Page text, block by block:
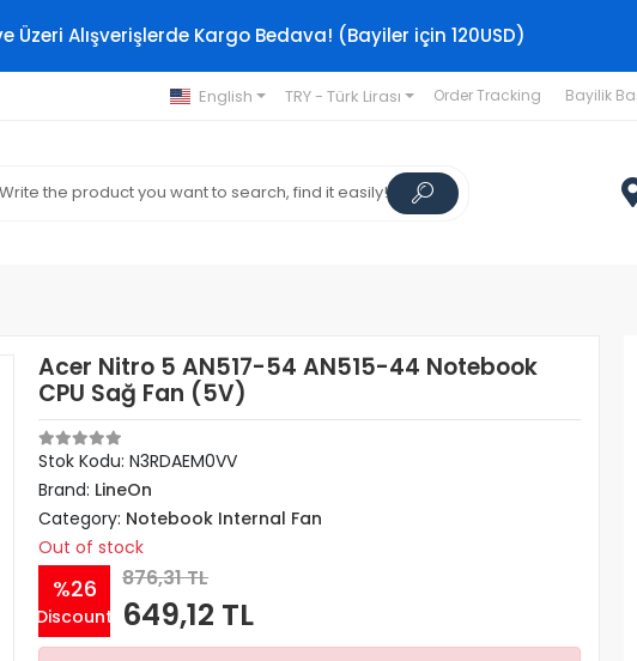
Üzeri Alışverişlerde Kargo Bedava! (Bayiler için 120USD)
English TRY - Türk Lirası Order Tracking Bayilik
Acer Nitro 5 AN517-54 AN515-44 Notebook
CPU Sağ Fan (5V)
Stok Kodu: N3RDAEM0VV
Brand: LineOn
Category: Notebook Internal Fan
Out of stock
%26
Discount
876,31 TL
649,12 TL